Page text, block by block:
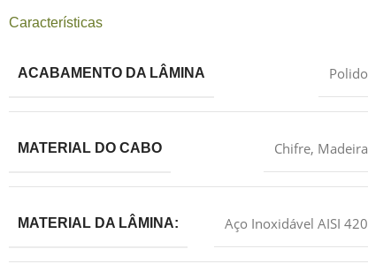
Características
ACABAMENTO DA LÂMINA Polido
MATERIAL DO CABO Chifre, Madeira
MATERIAL DA LÂMINA: Aço Inoxidável AISI 420